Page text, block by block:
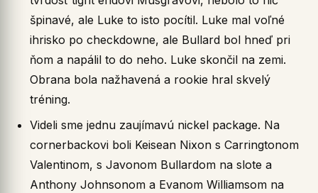
špinavé, ale Luke to isto pocítil. Luke mal voľné
ihrisko po checkdowne, ale Bullard bol hneď pri
ňom a napálil to do neho. Luke skončil na zemi.
Obrana bola nažhavená a rookie hral skvelý
tréning.
Videli sme jednu zaujímavú nickel package. Na
cornerbackovi boli Keisean Nixon s Carringtonom
Valentinom, s Javonom Bullardom na slote a
Anthony Johnsonom a Evanom Williamsom na